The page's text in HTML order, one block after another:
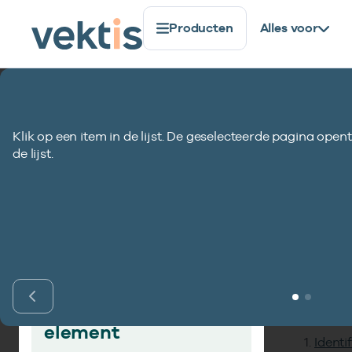
Producten Alles voor
Vind gegevens­
element
Klik op een item in de lijst. De geselecteerde pagina
de lijst.